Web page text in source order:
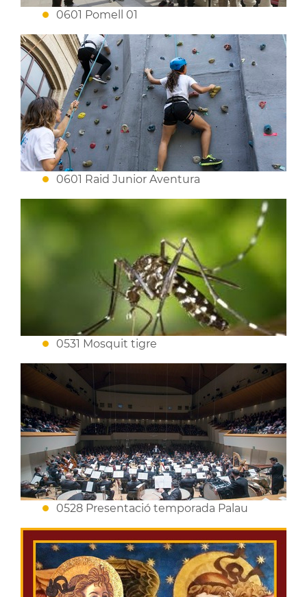
0601 Pomell 01
0601 Raid Junior Aventura
0531 Mosquit tigre
0528 Presentació temporada Palau